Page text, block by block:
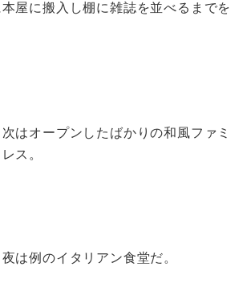
屋に搬入し棚に雑誌を並べるまでを
はオープンしたばかりの和風ファミ
ス。
は例のイタリアン食堂だ。